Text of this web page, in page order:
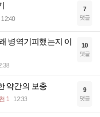
12:40
7
댓글
병역기피했는지 이
10
댓글
약간의 보충
1 12:33
9
댓글